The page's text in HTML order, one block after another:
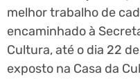
melhor trabalho de
encaminhado à
Cultura, até o dia 22
exposto na Casa da